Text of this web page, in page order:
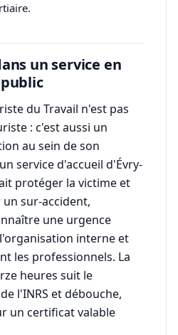
un service en
du Travail n'est pas
: c'est aussi un
au sein de son
service d'accueil d'Évry-
protéger la victime et
sur-accident,
une urgence
interne et
les professionnels. La
heures suit le
l'INRS et débouche,
un certificat valable